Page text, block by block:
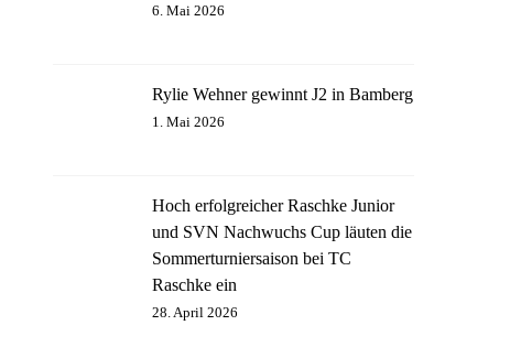
6. Mai 2026
Rylie Wehner gewinnt J2 in Bamberg
1. Mai 2026
Hoch erfolgreicher Raschke Junior
und SVN Nachwuchs Cup läuten die
Sommerturniersaison bei TC
Raschke ein
28. April 2026